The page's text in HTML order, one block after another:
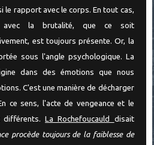
le rapport avec le corps. En tout cas,
la brutalité, que ce soit
est toujours présente. Or, la
sous l'angle psychologique. La
dans des émotions que nous
C'est une manière de décharger
ce sens, l'acte de vengeance et le
différents.La Rochefoucauld disait
procède toujours de la faiblesse de